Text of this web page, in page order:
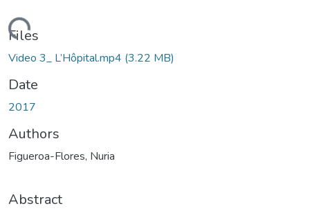
Loading...
Files
Video 3_ L’Hôpital.mp4 (3.22 MB)
Date
2017
Authors
Figueroa-Flores, Nuria
Abstract